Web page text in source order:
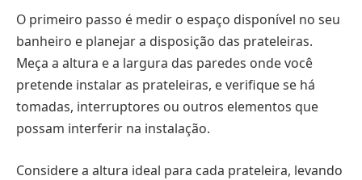
O primeiro passo é medir o espaço disponível no seu
banheiro e planejar a disposição das prateleiras.
Meça a altura e a largura das paredes onde você
pretende instalar as prateleiras, e verifique se há
tomadas, interruptores ou outros elementos que
possam interferir na instalação.
Considere a altura ideal para cada prateleira, levando